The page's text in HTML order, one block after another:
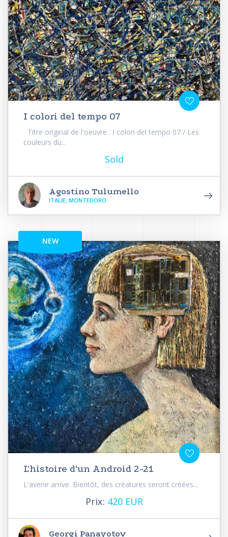
I colori del tempo 07
Titre original de l'oeuvre : I colori del tempo 07 / Les
couleurs du...
Sold
Agostino Tulumello
ITALIE, MONTEDORO
NEW
L'histoire d'un Android 2-21
L'avenir arrive. Bientôt, des créatures seront créées...
Prix: 420 EUR
Georgi Panayotov